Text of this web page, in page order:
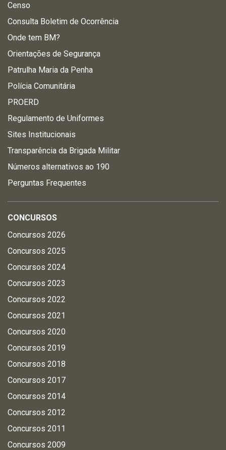
Censo
Consulta Boletim de Ocorrência
Onde tem BM?
Orientações de Segurança
Patrulha Maria da Penha
Polícia Comunitária
PROERD
Regulamento de Uniformes
Sites Institucionais
Transparência da Brigada Militar
Números alternativos ao 190
Perguntas Frequentes
CONCURSOS
Concursos 2026
Concursos 2025
Concursos 2024
Concursos 2023
Concursos 2022
Concursos 2021
Concursos 2020
Concursos 2019
Concursos 2018
Concursos 2017
Concursos 2014
Concursos 2012
Concursos 2011
Concursos 2009